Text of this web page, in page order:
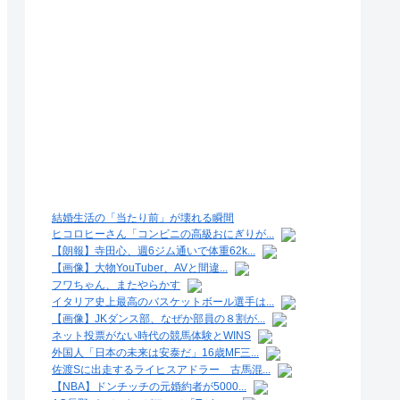
結婚生活の「当たり前」が壊れる瞬間
ヒコロヒーさん「コンビニの高級おにぎりが...
【朗報】寺田心、週6ジム通いで体重62k...
【画像】大物YouTuber、AVと間違...
フワちゃん、またやらかす
イタリア史上最高のバスケットボール選手は...
【画像】JKダンス部、なぜか部員の８割が...
ネット投票がない時代の競馬体験とWINS
外国人「日本の未来は安泰だ」16歳MF三...
佐渡Sに出走するライヒスアドラー 古馬混...
【NBA】ドンチッチの元婚約者が5000...